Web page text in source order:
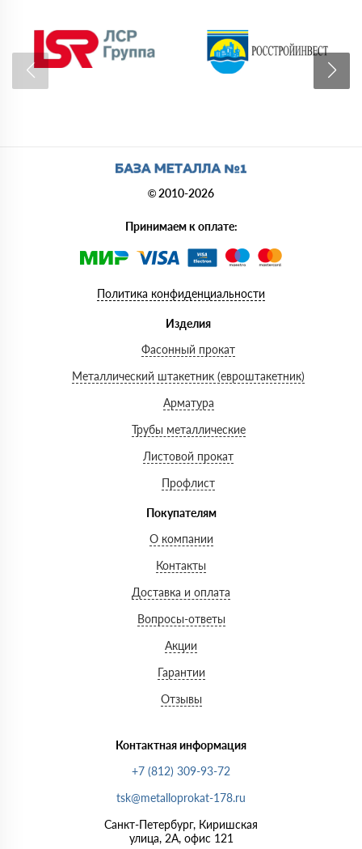
© 2010-2026
Принимаем к оплате:
Политика конфиденциальности
Изделия
Фасонный прокат
Металлический штакетник (евроштакетник)
Арматура
Трубы металлические
Листовой прокат
Профлист
Покупателям
О компании
Контакты
Доставка и оплата
Вопросы-ответы
Акции
Гарантии
Отзывы
Контактная информация
+7 (812) 309-93-72
tsk@metalloprokat-178.ru
Санкт-Петербург, Киришская
улица, 2А, офис 121